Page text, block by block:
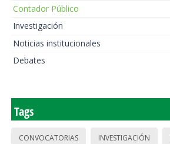
Contador Público
Investigación
Noticias institucionales
Debates
Tags
CONVOCATORIAS INVESTIGACIÓN